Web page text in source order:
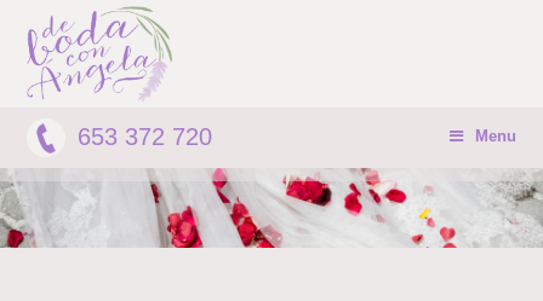
653 372 720 Menu